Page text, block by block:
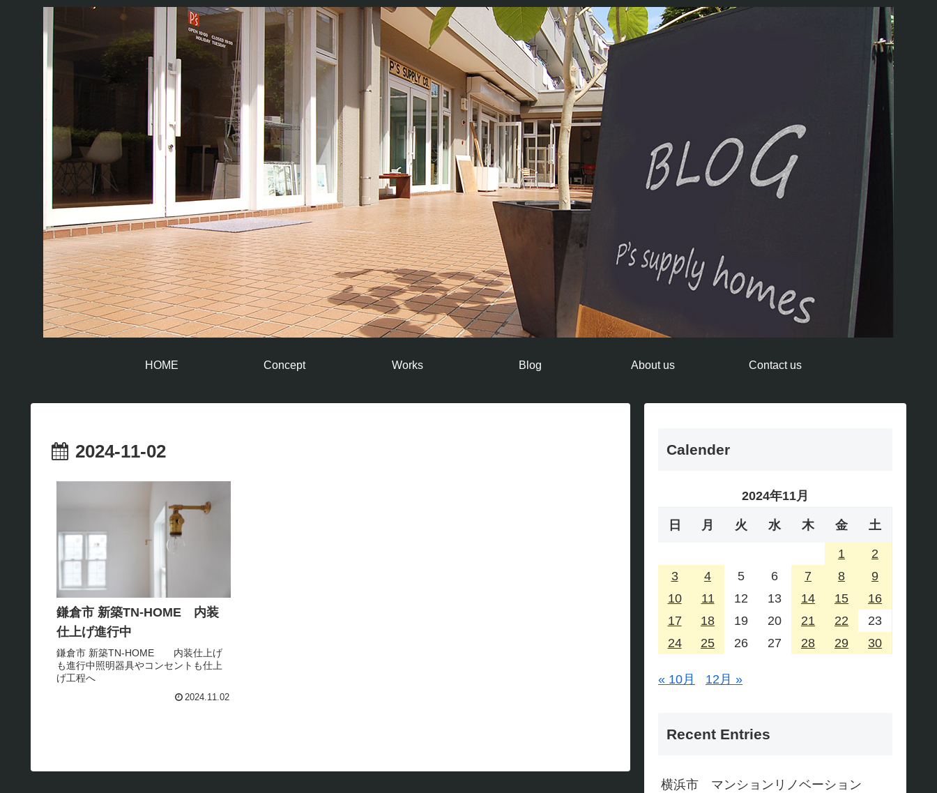
HOME Concept Works Blog About us Contact us
2024-11-02
鎌倉市 新築TN-HOME 内装
仕上げ進行中
鎌倉市 新築TN-HOME 内装仕上げ
も進行中照明器具やコンセントも仕上
げ工程へ
2024.11.02
Calender
2024年11月
日 月 火 水 木 金 土
1
2
3
4 5 6 7 8
9
10
11 12 13 14 15
16
17
18 19 20 21 22
23
24
25 26 27 28 29 30
« 10月 12月 »
Recent Entries
横浜市 マンションリノベーション